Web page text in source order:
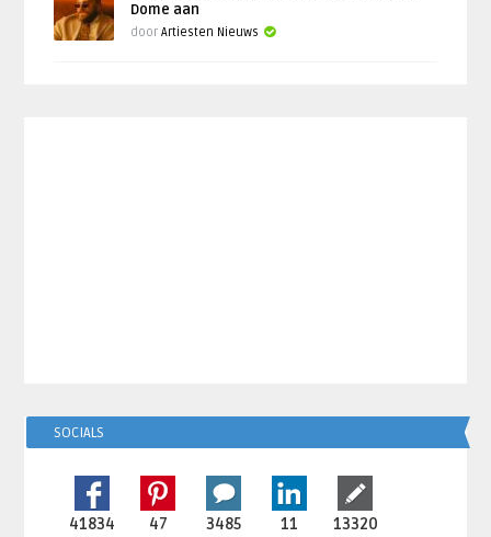
Dome aan
doorArtiesten Nieuws
SOCIALS
41834 47 3485 11 13320